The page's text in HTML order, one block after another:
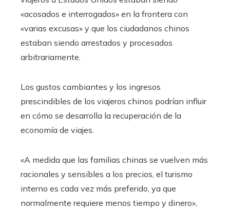
«acosados ​​e interrogados» en la frontera con
«varias excusas» y que los ciudadanos chinos
estaban siendo arrestados y procesados ​​
arbitrariamente.
Los gustos cambiantes y los ingresos
prescindibles de los viajeros chinos podrían influir
en cómo se desarrolla la recuperación de la
economía de viajes.
«A medida que las familias chinas se vuelven más
racionales y sensibles a los precios, el turismo
interno es cada vez más preferido, ya que
normalmente requiere menos tiempo y dinero»,